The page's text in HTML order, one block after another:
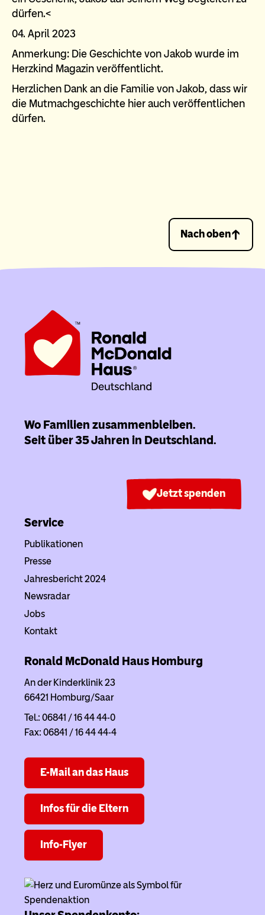
dürfen.<
04. April 2023
Anmerkung: Die Geschichte von Jakob wurde im
Herzkind Magazin veröffentlicht.
Herzlichen Dank an die Familie von Jakob, dass wir
die Mutmachgeschichte hier auch veröffentlichen
dürfen.
Nach oben
Wo Familien zusammenbleiben.
Seit über 35 Jahren in Deutschland.
Jetzt spenden
Service
Publikationen
Presse
Jahresbericht 2024
Newsradar
Jobs
Kontakt
Ronald McDonald Haus Homburg
An der Kinderklinik 23
66421 Homburg/Saar
Tel.: 06841 / 16 44 44-0
Fax: 06841 / 16 44 44-4
E-Mail an das Haus
Infos für die Eltern
Info-Flyer